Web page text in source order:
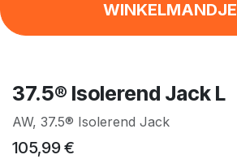
WINKELMANDJE
37.5® Isolerend Jack L
AW, 37.5® Isolerend Jack
105,99€